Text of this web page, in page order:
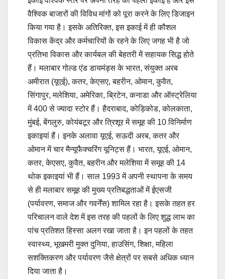
वैश्विक बाजारों की विविध मांगों को पूरा करने के लिए डिजाइन
किया गया है। इसके अतिरिक्त, इस इकाई में ही कौशल
विकास केंद्र और कर्मचारियों के रहने के लिए जगह भी है जो
प्रतिभा विकास और कार्यबल की बेहतरी में सहायक सिद्ध होते
हैं। मलाबार गोल्ड एंड डायमंड्स के भारत, संयुक्त अरब
अमीरात (यूएई), कतर, केएसए, बहरीन, ओमान, कुवैत,
सिंगापुर, मलेशिया, अमेरिका, ब्रिटेन, कनाडा और ऑस्ट्रेलिया
में 400 से ज्यादा स्टोर हैं। हैदराबाद, कोड़िकोड, कोलकाता,
मुंबई, बेंगलुरु, कोयंबटूर और त्रिशूर में समूह की 10 विनिर्माण
इकाइयां हैं। इनके अलावा यूएई, सऊदी अरब, कतर और
ओमान में चार मैन्यूफैक्चरिंग यूनिट्स हैं। भारत, यूएई, ओमान,
कतर, केएसए, कुवैत, बहरीन और मलेशिया में समूह की 14
थोक इकाइयां भी हैं। साल 1993 में अपनी स्थापना के समय
से ही मलाबार समूह की मुख्य प्रतिबद्धताओं में ईएसजी
(पर्यावरण, समाज और गवर्नेंस) शामिल रहा है। इसके तहत हर
परिचालन वाले देश में इस तरह की पहलों के लिए शुद्ध लाभ का
पांच प्रतिशत हिस्सा अलग रखा जाता है। इन पहलों के तहत
स्वास्थ्य, भूखमरी मुक्त दुनिया, हाउसिंग, शिक्षा, महिला
सशक्तिकरण और पर्यावरण जैसे क्षेत्रों पर सबसे अधिक ध्यान
दिया जाता है।